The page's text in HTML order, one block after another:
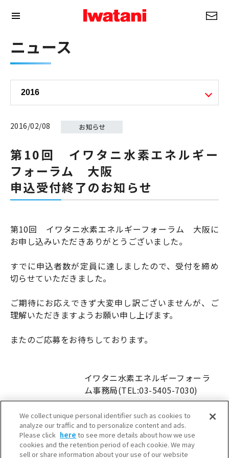
ニュース
2016/02/08
第10回 イワタニ水素エネルギー
フォーラム 大阪
申込受付終了のお知らせ
第10回 イワタニ水素エネルギーフォーラム 大阪に
お申し込みいただきありがとうございました。
すでに申込者数が定員に達しましたので、受付を締め
切らせていただきました。
ご期待にお応えできず大変申し訳ございませんが、ご
理解いただきますようお願い申し上げます。
またのご応募をお待ちしております。
イワタニ水素エネルギーフォーラ
ム事務局(TEL:03-5405-7030)
We collect unique personal identifier such as cookies to
analyze our traffic and to personalize content and ads.
Please click here to see more details about how we use
cookies and the retention period of each cookie. We may
sell or share information about your use of our website